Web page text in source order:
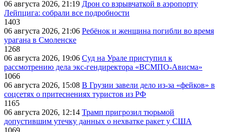
06 августа 2026, 21:19 Дрон со взрывчаткой в аэропорту
Лейпцига: собрали все подробности
1403
06 августа 2026, 21:06 Ребёнок и женщина погибли во время
урагана в Смоленске
1268
06 августа 2026, 19:06 Суд на Урале приступил к
рассмотрению дела экс-гендиректора «ВСМПО-Ависма»
1066
06 августа 2026, 15:08 В Грузии завели дело из-за «фейков» в
соцсетях о притеснениях туристов из РФ
1165
06 августа 2026, 12:14 Трамп пригрозил тюрьмой
допустившим утечку данных о нехватке ракет у США
1069